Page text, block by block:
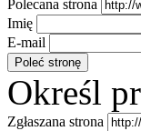
Polecana strona
Imię
E-mail
Określ
Zgłaszana strona